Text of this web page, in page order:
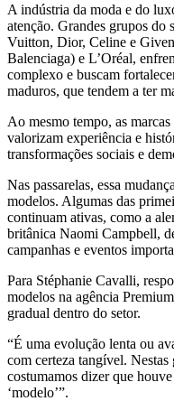
A indústria da moda e do
atenção. Grandes grupos
Vuitton, Dior, Celine e
Balenciaga) e L’Oréal,
complexo e buscam
maduros, que tendem a ter
Ao mesmo tempo, as
valorizam experiência e
transformações sociais e
Nas passarelas, essa
modelos. Algumas das
continuam ativas, como a
britânica Naomi Campbell,
campanhas e eventos
Para Stéphanie Cavalli,
modelos na agência
gradual dentro do setor.
“É uma evolução lenta ou
com certeza tangível. Nestas
costumamos dizer que
‘modelo’”.